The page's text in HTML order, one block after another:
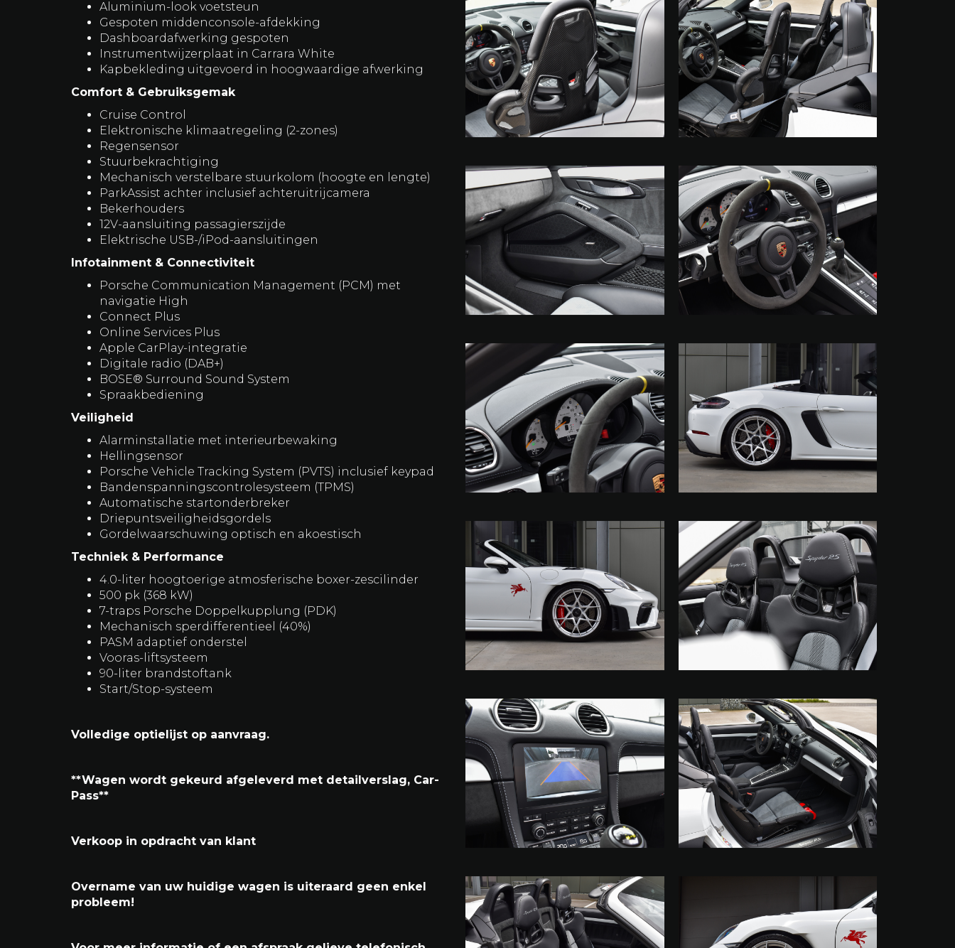
Leder beklede stuurkolombekleding
Sportstuurwiel in Alcantara
Gele 12-uursmarkering op stuurwiel
Alcantara PDK-keuzehendel
Sportpedalen
Aluminium-look voetsteun
Gespoten middenconsole-afdekking
Dashboardafwerking gespoten
Instrumentwijzerplaat in Carrara White
Kapbekleding uitgevoerd in hoogwaardige afwerking
Comfort & Gebruiksgemak
Cruise Control
Elektronische klimaatregeling (2-zones)
Regensensor
Stuurbekrachtiging
Mechanisch verstelbare stuurkolom (hoogte en lengte)
ParkAssist achter inclusief achteruitrijcamera
Bekerhouders
12V-aansluiting passagierszijde
Elektrische USB-/iPod-aansluitingen
Infotainment & Connectiviteit
Porsche Communication Management (PCM) met
navigatie High
Connect Plus
Online Services Plus
Apple CarPlay-integratie
Digitale radio (DAB+)
BOSE® Surround Sound System
Spraakbediening
Veiligheid
Alarminstallatie met interieurbewaking
Hellingsensor
Porsche Vehicle Tracking System (PVTS) inclusief keypad
Bandenspanningscontrolesysteem (TPMS)
Automatische startonderbreker
Driepuntsveiligheidsgordels
Gordelwaarschuwing optisch en akoestisch
Techniek & Performance
4.0-liter hoogtoerige atmosferische boxer-zescilinder
500 pk (368 kW)
7-traps Porsche Doppelkupplung (PDK)
PASM adaptief onderstel
Vooras-liftsysteem
Start/Stop-systeem
Pass**